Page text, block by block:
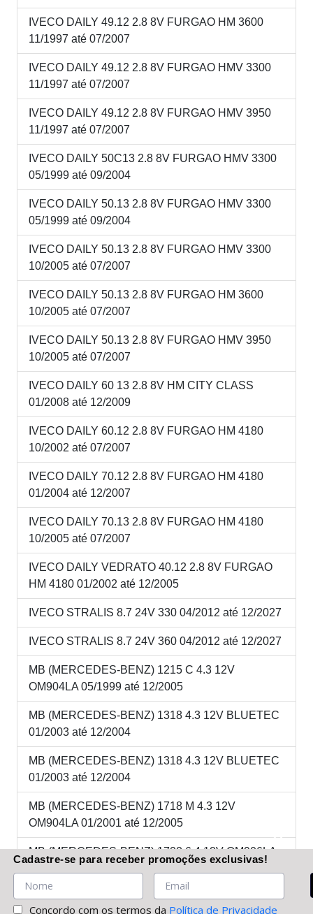
IVECO DAILY 49.12 2.8 8V FURGAO HM 3600
11/1997 até 07/2007
IVECO DAILY 49.12 2.8 8V FURGAO HMV 3300
11/1997 até 07/2007
IVECO DAILY 49.12 2.8 8V FURGAO HMV 3950
11/1997 até 07/2007
IVECO DAILY 50C13 2.8 8V FURGAO HMV 3300
05/1999 até 09/2004
IVECO DAILY 50.13 2.8 8V FURGAO HMV 3300
05/1999 até 09/2004
IVECO DAILY 50.13 2.8 8V FURGAO HMV 3300
10/2005 até 07/2007
IVECO DAILY 50.13 2.8 8V FURGAO HM 3600
10/2005 até 07/2007
IVECO DAILY 50.13 2.8 8V FURGAO HMV 3950
10/2005 até 07/2007
IVECO DAILY 60 13 2.8 8V HM CITY CLASS
01/2008 até 12/2009
IVECO DAILY 60.12 2.8 8V FURGAO HM 4180
10/2002 até 07/2007
IVECO DAILY 70.12 2.8 8V FURGAO HM 4180
01/2004 até 12/2007
IVECO DAILY 70.13 2.8 8V FURGAO HM 4180
10/2005 até 07/2007
IVECO DAILY VEDRATO 40.12 2.8 8V FURGAO
HM 4180 01/2002 até 12/2005
IVECO STRALIS 8.7 24V 330 04/2012 até 12/2027
IVECO STRALIS 8.7 24V 360 04/2012 até 12/2027
MB (MERCEDES-BENZ) 1215 C 4.3 12V
OM904LA 05/1999 até 12/2005
MB (MERCEDES-BENZ) 1318 4.3 12V BLUETEC
01/2003 até 12/2004
MB (MERCEDES-BENZ) 1318 4.3 12V BLUETEC
01/2003 até 12/2004
MB (MERCEDES-BENZ) 1718 M 4.3 12V
OM904LA 01/2001 até 12/2005
MB (MERCEDES-BENZ) 1728 6.4 18V OM906LA
04/2003 até 01/2006
MB (MERCEDES-BENZ) 2423K 6.4 18V OM906LA
Cadastre-se para receber promoções exclusivas!
Concordo com os termos da Política de Privacidade